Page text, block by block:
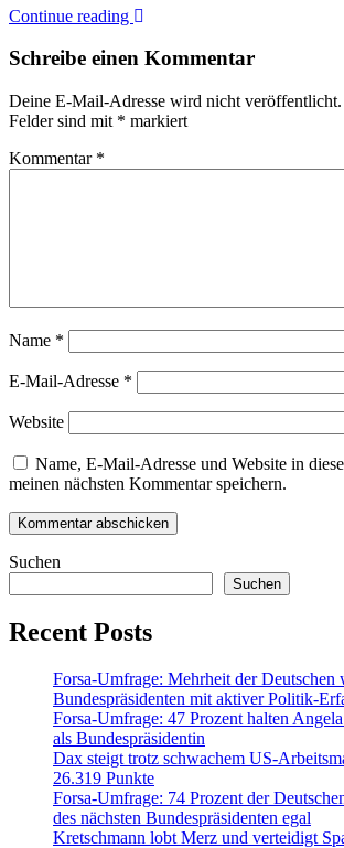
Continue reading
Schreibe einen Kommentar
Deine E-Mail-Adresse wird nicht veröffentlicht.
Felder sind mit * markiert
Kommentar *
Name *
E-Mail-Adresse *
Website
Name, E-Mail-Adresse und Website in
meinen nächsten Kommentar speichern.
Suchen
Suchen
Recent Posts
Forsa-Umfrage: Mehrheit der Deutschen
Bundespräsidenten mit aktiver Politik-
Forsa-Umfrage: 47 Prozent halten
als Bundespräsidentin
Dax steigt trotz schwachem US-
26.319 Punkte
Forsa-Umfrage: 74 Prozent der
des nächsten Bundespräsidenten egal
Kretschmann lobt Merz und verteidigt